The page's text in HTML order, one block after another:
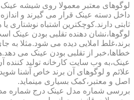
لوگوهای معتبر معمولا روی شیشه
داخل دسته عینک قرار می گیرند و
ثابتی دارند.کوچکترین اشتباه نوشتاری
لوگوها،نشان دهنده تقلبی بودن عینک
برند،غلط املایی دیده می شود.مثلا به
خطاها،خبر از تقلبی بودن عینک می
عینک،به وب سایت کارخانه تولید کننده
علائم و لوگوهای آن برند خاص آشنا
اصل و معتبر،کمک بسیاری مینماید.
بررسی شماره مدل عینک درج شماره